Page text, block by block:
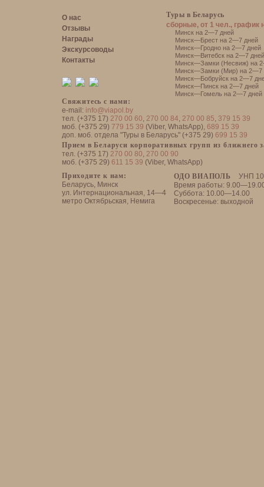
О нас
Отзывы
Награды
Экскурсоводы
Контакты
Свяжитесь с нами:
e-mail: info@viapol.by
тел. (+375 17) 270 00 60, 270 00 84, 270 00 85, 379 15 39
моб. (+375 29) 779 15 39 (Viber, WhatsApp), 689 15 39
доп. моб. отдела "Туры в Беларусь" (+375 29) 699 15 39
Прием в Беларуси корпоративных групп из ближнего
тел. (+375 17) 270 00 80, 270 00 90
моб. (+375 29) 611 15 39 (Viber, WhatsApp)
ОДО ВИАПОЛЬ
УНП
Время работы:
Суббота: 10.00—14.00
Воскресенье: выходной
Приходите к нам:
Беларусь, Минск
ул. Интернациональная, 14—4
метро Октябрьская, Немига
Туры в Беларусь
сборные, от 1 чел., график
Минск на 2—7 дней
Минск—Брест на 2—7 дней
Минск—Гродно на 2—7 дней
Минск—Витебск на 2—7 дней
Минск—Замки (Несвиж) на
Минск—Замки (Мир) на 2—7
Минск—Бобруйск на 2—7
Минск—Пинск на 2—7 дней
Минск—Гомель на 2—7 дней